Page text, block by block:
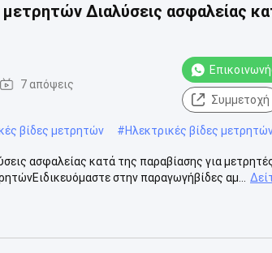
∆ιαλύσεις ασφαλείας
7 απόψεις
Συμμετοχή
βίδες μετρητών #Ηλεκτρικές βίδες
ασφαλείας κατά της παραβίασης για
στην παραγωγήβίδες αμ...